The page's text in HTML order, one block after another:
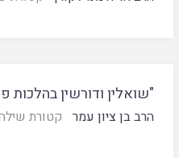
"שואלין ודורשין בהלכות
הרב בן ציון עמר קטורת